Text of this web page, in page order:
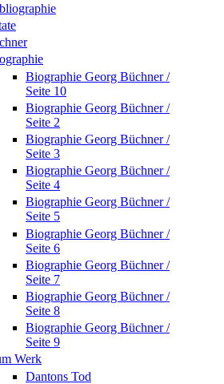
Biographie Georg Büchner /
Seite 10
Biographie Georg Büchner /
Seite 2
Biographie Georg Büchner /
Seite 3
Biographie Georg Büchner /
Seite 4
Biographie Georg Büchner /
Seite 5
Biographie Georg Büchner /
Seite 6
Biographie Georg Büchner /
Seite 7
Biographie Georg Büchner /
Seite 8
Biographie Georg Büchner /
Seite 9
Werk
Dantons Tod